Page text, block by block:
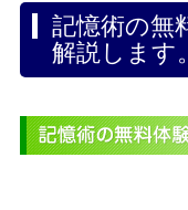
記憶術の無
解説します。